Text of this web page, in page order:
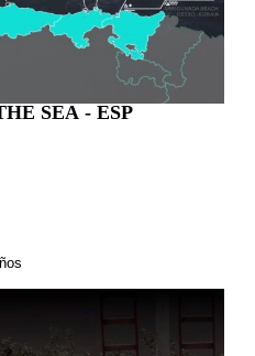
SEA - ESP